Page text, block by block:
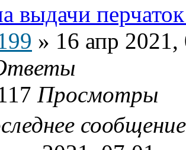
выдачи
» 16 апр 2021,
Просмотры